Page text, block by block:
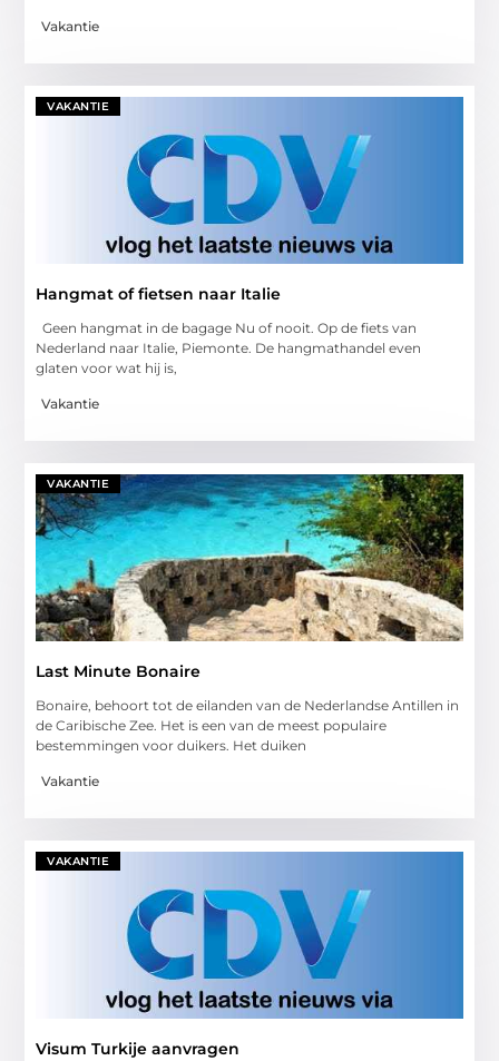
Vakantie
VAKANTIE
Hangmat of fietsen naar Italie
Geen hangmat in de bagage Nu of nooit. Op de fiets van
Nederland naar Italie, Piemonte. De hangmathandel even
glaten voor wat hij is,
Vakantie
VAKANTIE
Last Minute Bonaire
Bonaire, behoort tot de eilanden van de Nederlandse Antillen in
de Caribische Zee. Het is een van de meest populaire
bestemmingen voor duikers. Het duiken
Vakantie
VAKANTIE
Visum Turkije aanvragen